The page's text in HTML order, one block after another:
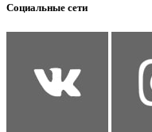
Социальные сети